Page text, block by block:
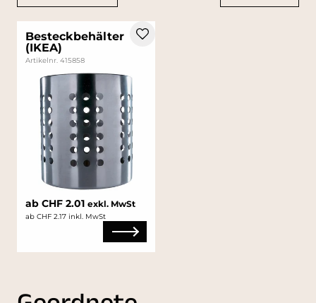
Besteckbehälter
(IKEA)
Artikelnr. 415858
ab CHF 2.01 exkl. MwSt
ab CHF 2.17 inkl. MwSt